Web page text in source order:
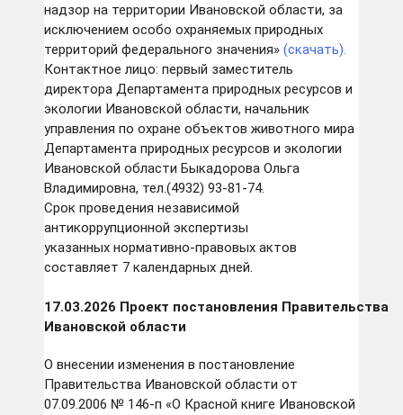
надзор на территории Ивановской области, за
исключением особо охраняемых природных
территорий федерального значения» (скачать).
Контактное лицо: первый заместитель
директора Департамента природных ресурсов и
экологии Ивановской области, начальник
управления по охране объектов животного мира
Департамента природных ресурсов и экологии
Ивановской области Быкадорова Ольга
Владимировна, тел.(4932) 93-81-74.
Срок проведения независимой
антикоррупционной экспертизы
указанных нормативно-правовых актов
составляет 7 календарных дней.
17.03.2026 Проект постановления Правительства
Ивановской области
О внесении изменения в постановление
Правительства Ивановской области от
07.09.2006 № 146-п «О Красной книге Ивановской